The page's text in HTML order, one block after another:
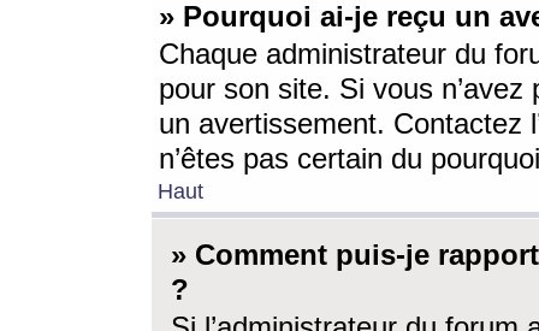
» Pourquoi ai-je reçu un
Chaque administrateur du
pour son site. Si vous
un avertissement. Contactez
n’êtes pas certain du
Haut
» Comment puis-je
?